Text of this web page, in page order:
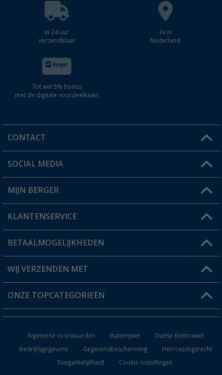
In 24 uur
verzendklaar
3x in
Nederland
Tot wel 5% bonus
met de digitale voordeelkaart
CONTACT
Een vraag?
Winkel vinden
SOCIAL MEDIA
MIJN BERGER
Mijn account
Status bestelling
Verlanglijstje
KLANTENSERVICE
FAQ & Contact
Verzendinformatie
Catalogus
BETAALMOGELIJKHEDEN
WIJ VERZENDEN MET
ONZE TOPCATEGORIEËN
Keukenaccessoires
Campingmeubilair
Algemene voorwaarden Batterijwet
Duitse Elektrowet
Bedrijfsgegevens
Gegevensbescherming
Herroepingsrecht
Toegankelijkheid
Cookie-instellingen